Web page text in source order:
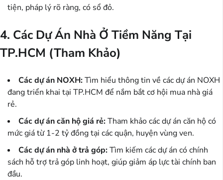
tiện, pháp lý rõ ràng, có sổ đỏ.
4. Các Dự Án Nhà Ở Tiềm Năng Tại
TP.HCM (Tham Khảo)
Các dự án NOXH:Tìm hiểu thông tin về các dự án NOXH
đang triển khai tại TP.HCM để nắm bắt cơ hội mua nhà giá
rẻ.
Các dự án căn hộ giá rẻ:Tham khảo các dự án căn hộ có
mức giá từ 1-2 tỷ đồng tại các quận, huyện vùng ven.
Các dự án nhà ở trả góp:Tìm kiếm các dự án có chính
sách hỗ trợ trả góp linh hoạt, giúp giảm áp lực tài chính ban
đầu.